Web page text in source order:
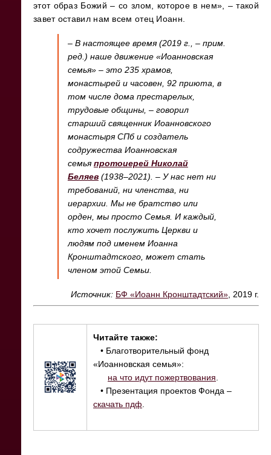
этот образ Божий – со злом, которое в нем», – такой
завет оставил нам всем отец Иоанн.
– В настоящее время(2019 г., – прим.
ред.) наше движение «Иоанновская
семья» – это 235 храмов,
монастырей и часовен, 92 приюта, в
том числе дома престарелых,
трудовые общины, – говорил
старший священник Иоанновского
монастыря СПб и создатель
содружества Иоанновская
семьяпротоиерей Николай
Беляев (1938–2021). – У нас нет ни
требований, ни членства, ни
иерархии. Мы не братство или
орден, мы просто Семья. И каждый,
кто хочет послужить Церкви и
людям под именем Иоанна
Кронштадтского, может стать
членом этой Семьи.
Источник: БФ «Иоанн Кронштадтский» , 2019 г.
Читайте также:
• Благотворительный фонд
«Иоанновская семья»:
на что идут пожертвования
• Презентация проектов Фонда –
скачать пдф